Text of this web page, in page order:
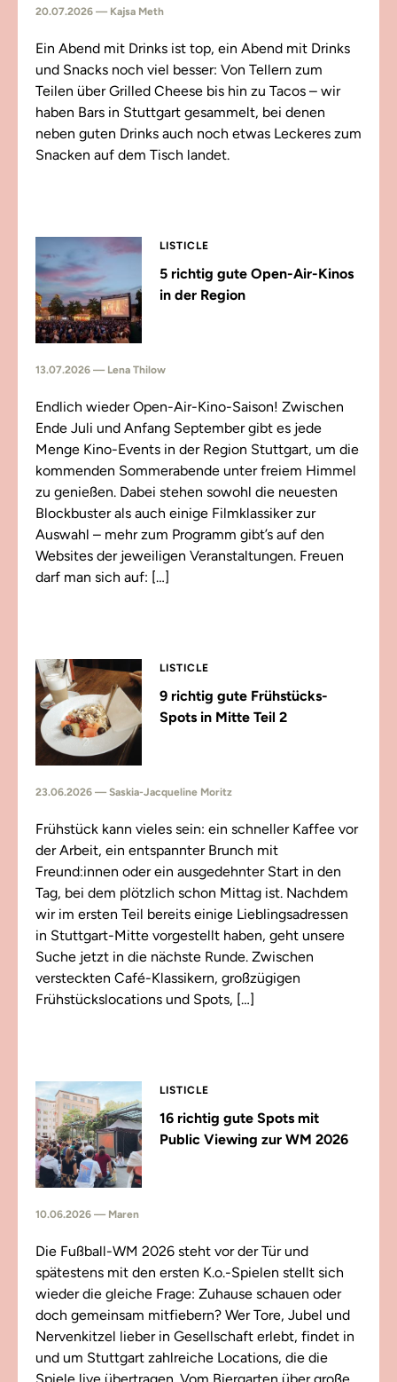
20.07.2026 — Kajsa Meth
Ein Abend mit Drinks ist top, ein Abend mit Drinks
und Snacks noch viel besser: Von Tellern zum
Teilen über Grilled Cheese bis hin zu Tacos – wir
haben Bars in Stuttgart gesammelt, bei denen
neben guten Drinks auch noch etwas Leckeres zum
Snacken auf dem Tisch landet.
LISTICLE
5 richtig gute Open-Air-Kinos
in der Region
13.07.2026 — Lena Thilow
Endlich wieder Open-Air-Kino-Saison! Zwischen
Ende Juli und Anfang September gibt es jede
Menge Kino-Events in der Region Stuttgart, um die
kommenden Sommerabende unter freiem Himmel
zu genießen. Dabei stehen sowohl die neuesten
Blockbuster als auch einige Filmklassiker zur
Auswahl – mehr zum Programm gibt’s auf den
Websites der jeweiligen Veranstaltungen. Freuen
darf man sich auf: […]
LISTICLE
9 richtig gute Frühstücks-
Spots in Mitte Teil 2
23.06.2026 — Saskia-Jacqueline Moritz
Frühstück kann vieles sein: ein schneller Kaffee vor
der Arbeit, ein entspannter Brunch mit
Freund:innen oder ein ausgedehnter Start in den
Tag, bei dem plötzlich schon Mittag ist. Nachdem
wir im ersten Teil bereits einige Lieblingsadressen
in Stuttgart-Mitte vorgestellt haben, geht unsere
Suche jetzt in die nächste Runde. Zwischen
versteckten Café-Klassikern, großzügigen
Frühstückslocations und Spots, […]
LISTICLE
16 richtig gute Spots mit
Public Viewing zur WM 2026
10.06.2026 — Maren
Die Fußball-WM 2026 steht vor der Tür und
spätestens mit den ersten K.o.-Spielen stellt sich
wieder die gleiche Frage: Zuhause schauen oder
doch gemeinsam mitfiebern? Wer Tore, Jubel und
Nervenkitzel lieber in Gesellschaft erlebt, findet in
und um Stuttgart zahlreiche Locations, die die